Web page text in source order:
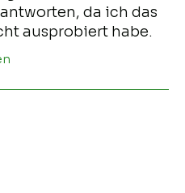
da ich das
ausprobiert habe.